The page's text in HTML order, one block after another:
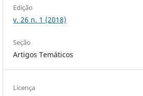
Edição
v. 26 n. 1 (2018)
Seção
Artigos Temáticos
Licença